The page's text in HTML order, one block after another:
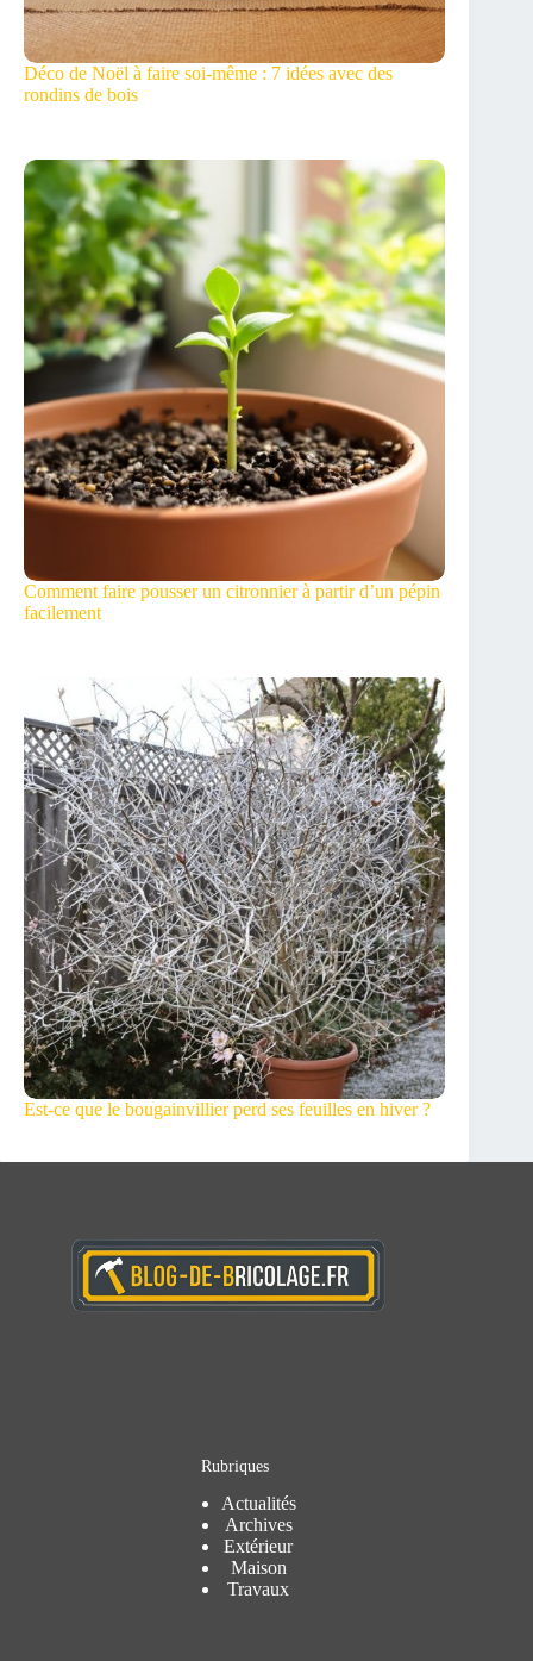
Déco de Noël à faire soi-même : 7 idées avec des
rondins de bois
Comment faire pousser un citronnier à partir d’un pépin
facilement
Est-ce que le bougainvillier perd ses feuilles en hiver ?
Rubriques
Actualités
Archives
Extérieur
Maison
Travaux